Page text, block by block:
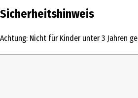
Inhalt
Sicherheitshinweis
Achtung: Nicht für Kinder unter 3 Jahren